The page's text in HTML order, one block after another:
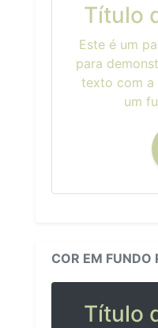
Título
Este é um
para
texto com a
um
COR EM FUNDO
Título